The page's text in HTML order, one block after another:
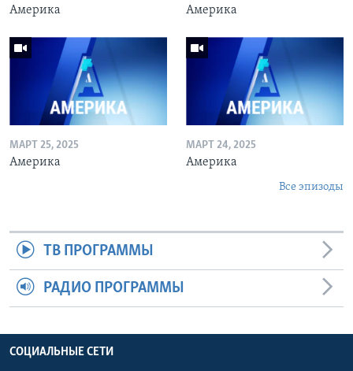
Америка Америка
МАРТ 25, 2025
Америка
МАРТ 24, 2025
Америка
Все эпизоды
ТВ ПРОГРАММЫ
РАДИО ПРОГРАММЫ
СОЦИАЛЬНЫЕ СЕТИ